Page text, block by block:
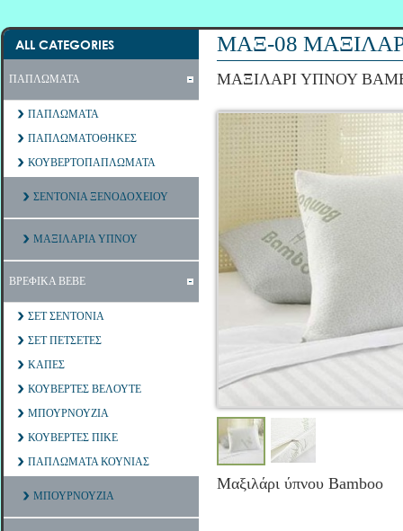
ALL CATEGORIES
ΠΑΠΛΩΜΑΤΑ
ΠΑΠΛΩΜΑΤΑ
ΠΑΠΛΩΜΑΤΟΘΗΚΕΣ
ΚΟΥΒΕΡΤΟΠΑΠΛΩΜΑΤΑ
ΣΕΝΤΟΝΙΑ ΞΕΝΟΔΟΧΕΙΟΥ
ΜΑΞΙΛΑΡΙΑ ΥΠΝΟΥ
ΒΡΕΦΙΚΑ ΒΕΒΕ
ΣΕΤ ΣΕΝΤΟΝΙΑ
ΣΕΤ ΠΕΤΣΕΤΕΣ
ΚΑΠΕΣ
ΚΟΥΒΕΡΤΕΣ ΒΕΛΟΥΤΕ
ΜΠΟΥΡΝΟΥΖΙΑ
ΚΟΥΒΕΡΤΕΣ ΠΙΚΕ
ΠΑΠΛΩΜΑΤΑ ΚΟΥΝΙΑΣ
ΜΠΟΥΡΝΟΥΖΙΑ
ΜΑΞ-08
ΜΑΞΙΛΑΡΙ ΥΠΝΟΥ
Μαξιλάρι ύπνου Bamboo